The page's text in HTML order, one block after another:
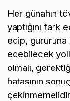
Her günahın
yaptığını fark
edip, gururuna
edebilecek
olmalı,
hatasının